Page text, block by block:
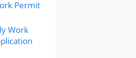
Permit
Work